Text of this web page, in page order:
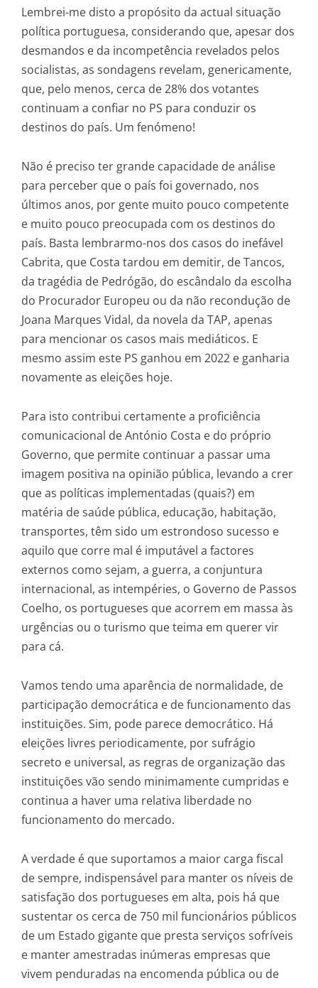
Lembrei-me disto a propósito da actual situação
política portuguesa, considerando que, apesar dos
desmandos e da incompetência revelados pelos
socialistas, as sondagens revelam, genericamente,
que, pelo menos, cerca de 28% dos votantes
continuam a confiar no PS para conduzir os
destinos do país. Um fenómeno!
Não é preciso ter grande capacidade de análise
para perceber que o país foi governado, nos
últimos anos, por gente muito pouco competente
e muito pouco preocupada com os destinos do
país. Basta lembrarmo-nos dos casos do inefável
Cabrita, que Costa tardou em demitir, de Tancos,
da tragédia de Pedrógão, do escândalo da escolha
do Procurador Europeu ou da não recondução de
Joana Marques Vidal, da novela da TAP, apenas
para mencionar os casos mais mediáticos. E
mesmo assim este PS ganhou em 2022 e ganharia
novamente as eleições hoje.
Para isto contribui certamente a proficiência
comunicacional de António Costa e do próprio
Governo, que permite continuar a passar uma
imagem positiva na opinião pública, levando a crer
que as políticas implementadas (quais?) em
matéria de saúde pública, educação, habitação,
transportes, têm sido um estrondoso sucesso e
aquilo que corre mal é imputável a factores
externos como sejam, a guerra, a conjuntura
internacional, as intempéries, o Governo de Passos
Coelho, os portugueses que acorrem em massa às
urgências ou o turismo que teima em querer vir
para cá.
Vamos tendo uma aparência de normalidade, de
participação democrática e de funcionamento das
instituições. Sim, pode parece democrático. Há
eleições livres periodicamente, por sufrágio
secreto e universal, as regras de organização das
instituições vão sendo minimamente cumpridas e
continua a haver uma relativa liberdade no
funcionamento do mercado.
A verdade é que suportamos a maior carga fiscal
de sempre, indispensável para manter os níveis de
satisfação dos portugueses em alta, pois há que
sustentar os cerca de 750 mil funcionários públicos
de um Estado gigante que presta serviços sofríveis
e manter amestradas inúmeras empresas que
vivem penduradas na encomenda pública ou de